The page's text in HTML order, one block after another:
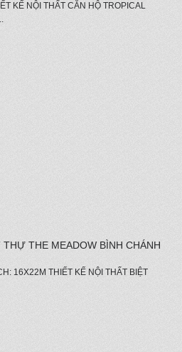
KẾ NỘI THẤT CĂN HỘ TROPICAL
THE MEADOW BÌNH CHÁNH
16X22M THIẾT KẾ NỘI THẤT BIỆT